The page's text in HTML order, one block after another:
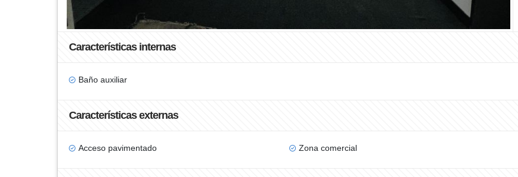
Características internas
Baño auxiliar
Características externas
Acceso pavimentado Zona comercial